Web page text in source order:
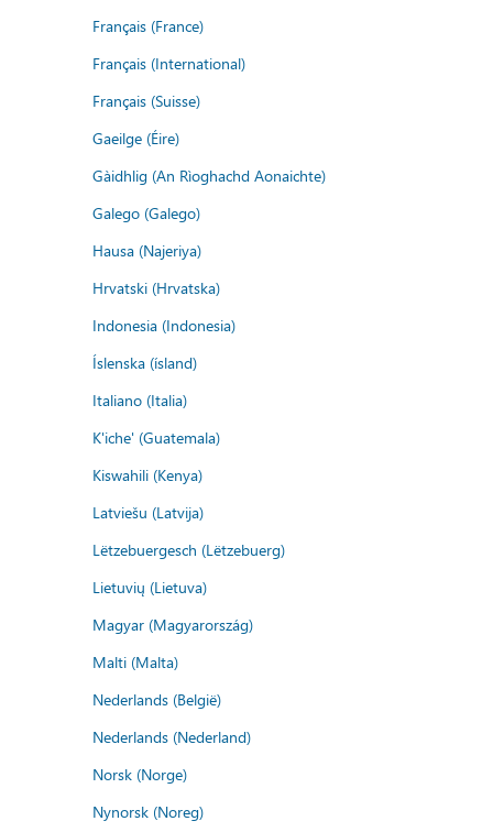
Français (France)
Français (International)
Français (Suisse)
Gaeilge (Éire)
Gàidhlig (An Rìoghachd Aonaichte)
Galego (Galego)
Hausa (Najeriya)
Hrvatski (Hrvatska)
Indonesia (Indonesia)
Íslenska (ísland)
Italiano (Italia)
K'iche' (Guatemala)
Kiswahili (Kenya)
Latviešu (Latvija)
Lëtzebuergesch (Lëtzebuerg)
Lietuvių (Lietuva)
Magyar (Magyarország)
Malti (Malta)
Nederlands (België)
Nederlands (Nederland)
Norsk (Norge)
Nynorsk (Noreg)